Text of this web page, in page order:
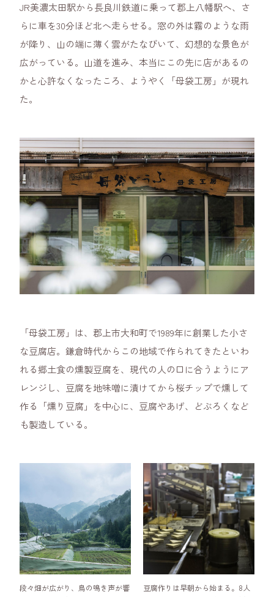
JR美濃太田駅から長良川鉄道に乗って郡上八幡駅へ、さ
らに車を30分ほど北へ走らせる。窓の外は霧のような雨
が降り、山の端に薄く雲がたなびいて、幻想的な景色が
広がっている。山道を進み、本当にこの先に店があるの
かと心許なくなったころ、ようやく「母袋工房」が現れ
た。
「母袋工房」は、郡上市大和町で1989年に創業した小さ
な豆腐店。鎌倉時代からこの地域で作られてきたといわ
れる郷土食の燻製豆腐を、現代の人の口に合うようにア
レンジし、豆腐を地味噌に漬けてから桜チップで燻して
作る「燻り豆腐」を中心に、豆腐やあげ、どぶろくなど
も製造している。
段々畑が広がり、鳥の鳴き声が響
豆腐作りは早朝から始まる。8人